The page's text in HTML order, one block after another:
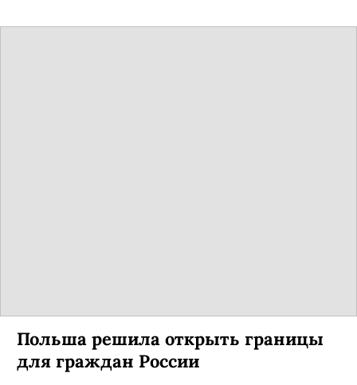
Польша решила открыть границы
для граждан России